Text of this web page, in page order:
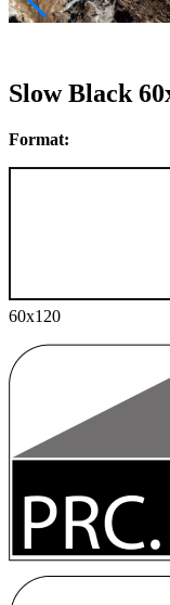
Slow Black
Format:
60x120